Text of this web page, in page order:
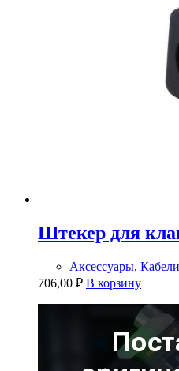
Штекер для
Аксессуары,
706,00 ₽ В корзину